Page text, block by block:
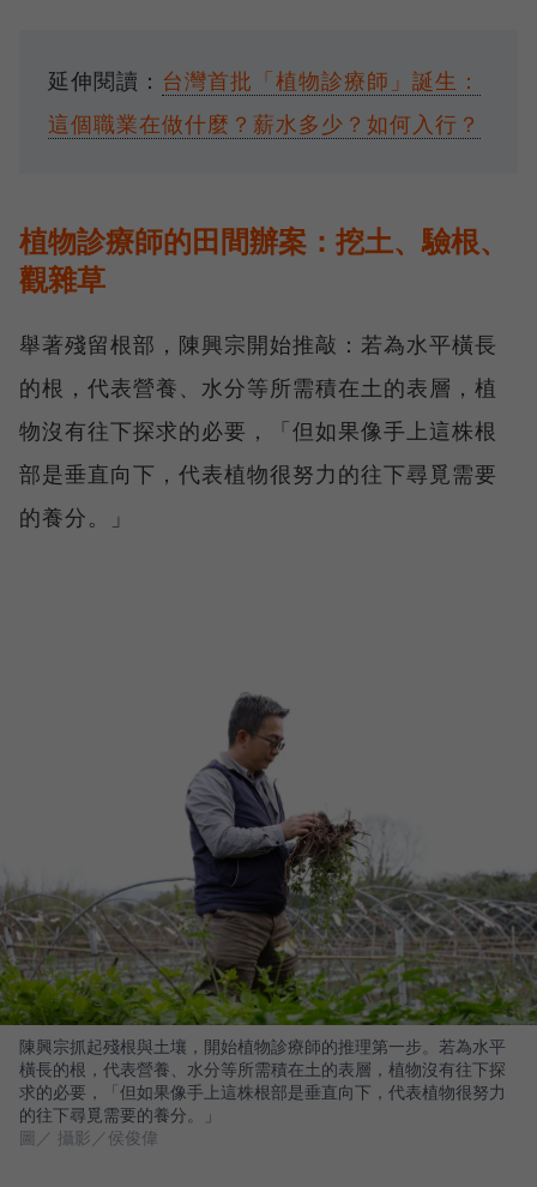
延伸閱讀： 台灣首批「植物診療師」誕生：
這個職業在做什麼？薪水多少？如何入行？
植物診療師的田間辦案：挖土、驗根、
觀雜草
舉著殘留根部，陳興宗開始推敲：若為水平橫長
的根，代表營養、水分等所需積在土的表層，植
物沒有往下探求的必要，「但如果像手上這株根
部是垂直向下，代表植物很努力的往下尋覓需要
的養分。」
陳興宗抓起殘根與土壤，開始植物診療師的推理第一步。若為水平
橫長的根，代表營養、水分等所需積在土的表層，植物沒有往下探
求的必要，「但如果像手上這株根部是垂直向下，代表植物很努力
的往下尋覓需要的養分。」
圖／ 攝影／侯俊偉